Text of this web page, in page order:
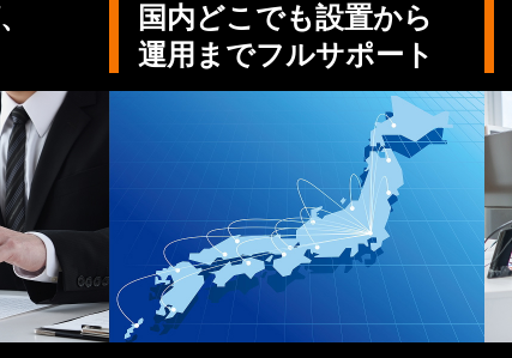
国内どこでも設置から
運用までフルサポート